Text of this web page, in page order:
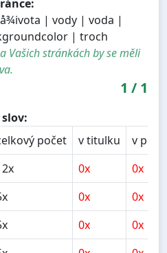
| vody | voda |
| troch
Vašich stránkách by se měli
1 / 1
počet
v titulku
v
0x
0x
0x
0x
0x
0x